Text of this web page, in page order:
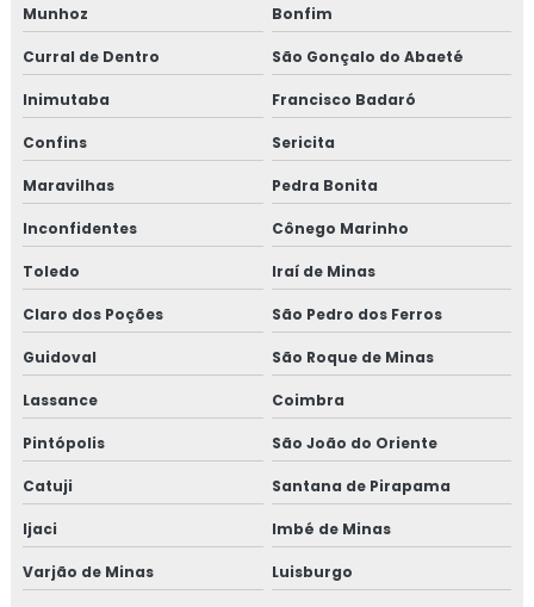
Munhoz Bonfim
Curral de Dentro São Gonçalo do Abaeté
Inimutaba Francisco Badaró
Confins Sericita
Maravilhas Pedra Bonita
Inconfidentes Cônego Marinho
Toledo Iraí de Minas
Claro dos Poções São Pedro dos Ferros
Guidoval São Roque de Minas
Lassance Coimbra
Pintópolis São João do Oriente
Catuji Santana de Pirapama
Ijaci Imbé de Minas
Varjão de Minas Luisburgo